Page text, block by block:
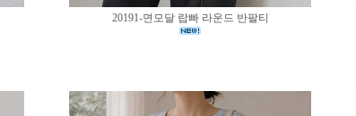
20191-면모달 랍빠 라운드 반팔티